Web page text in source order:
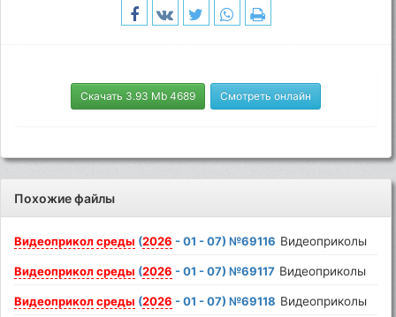
Скачать 3.93 Mb 4689 Смотреть онлайн
Похожие файлы
Видеоприкол среды (2026 - 01 - 07) №69116 Видеоприколы
Видеоприкол среды (2026 - 01 - 07) №69117 Видеоприколы
Видеоприкол среды (2026 - 01 - 07) №69118 Видеоприколы